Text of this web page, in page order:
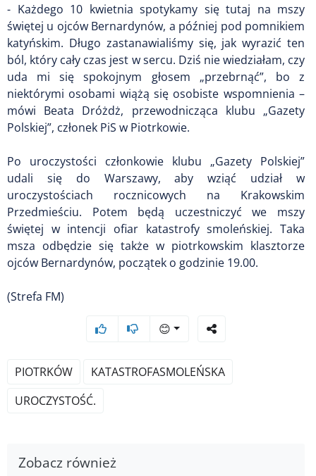
- Każdego 10 kwietnia spotykamy się tutaj na mszy
świętej u ojców Bernardynów, a później pod pomnikiem
katyńskim. Długo zastanawialiśmy się, jak wyrazić ten
ból, który cały czas jest w sercu. Dziś nie wiedziałam, czy
uda mi się spokojnym głosem „przebrnąć”, bo z
niektórymi osobami wiążą się osobiste wspomnienia –
mówi Beata Dróżdż, przewodnicząca klubu „Gazety
Polskiej”, członek PiS w Piotrkowie.
Po uroczystości członkowie klubu „Gazety Polskiej”
udali się do Warszawy, aby wziąć udział w
uroczystościach rocznicowych na Krakowskim
Przedmieściu. Potem będą uczestniczyć we mszy
świętej w intencji ofiar katastrofy smoleńskiej. Taka
msza odbędzie się także w piotrkowskim klasztorze
ojców Bernardynów, początek o godzinie 19.00.
(Strefa FM)
😊
PIOTRKÓW
KATASTROFASMOLEŃSKA
UROCZYSTOŚĆ.
Zobacz również